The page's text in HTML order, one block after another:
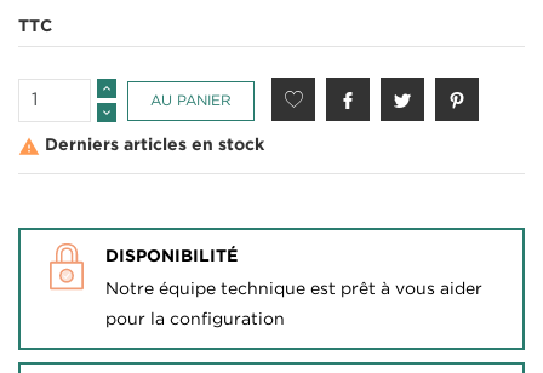
TTC
AU PANIER
 Derniers articles en stock
DISPONIBILITÉ
Notre équipe technique est prêt à vous aider
pour la configuration